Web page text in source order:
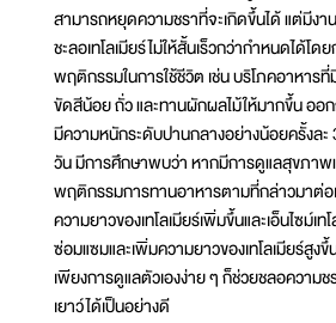
สามารถหยุดความชราที่จะเกิดขึ้นได้ แต่มีง
ชะลอเทโลเมียร์ไม่ให้สั้นเร็วกว่ากำหนดได้โด
พฤติกรรมในการใช้ชีวิต เช่น บริโภคอาหา
ขัดสีน้อย ถั่ว และทานผักผลไม้ให้มากขึ้น ออ
มีความหนักระดับปานกลางอย่างน้อยครั้งล
วัน มีการศึกษาพบว่า หากมีการดูแลสุขภาพ
พฤติกรรมการทานอาหารตามที่กล่าวมาต่อ
ความยาวของเทโลเมียร์เพิ่มขึ้นและเอ็นไซม์เท
ซ่อมแซมและเพิ่มความยาวของเทโลเมียร์สูง
เพียงการดูแลตัวเองง่าย ๆ ก็ช่วยชลอความ
เยาว์ได้เป็นอย่างดี